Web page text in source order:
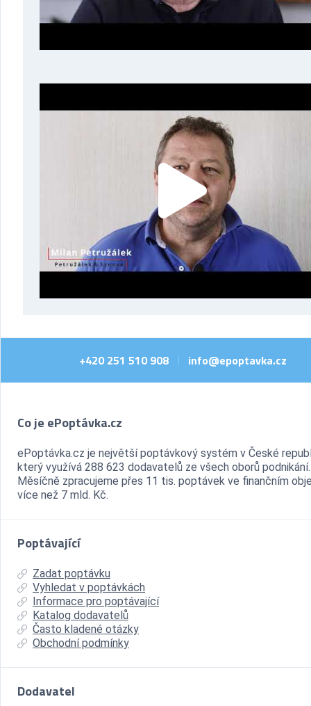
+420 251 510 908 info@epoptavka.cz
Co je ePoptávka.cz
ePoptávka.cz je největší poptávkový systém v České
který využívá 288 623 dodavatelů ze všech oborů podnikání.
Měsíčně zpracujeme přes 11 tis. poptávek ve finančním
více než 7 mld. Kč.
Poptávající
Zadat poptávku
Vyhledat v poptávkách
Informace pro poptávající
Katalog dodavatelů
Často kladené otázky
Obchodní podmínky
Dodavatel